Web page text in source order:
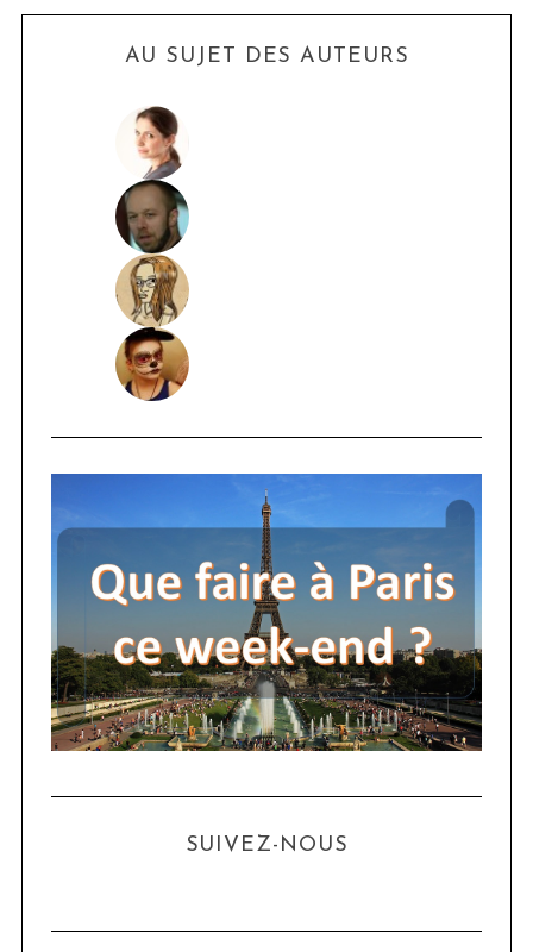
AU SUJET DES AUTEURS
SUIVEZ-NOUS